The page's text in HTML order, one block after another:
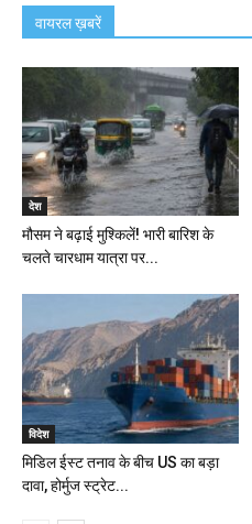
वायरल ख़बरें
देश
मौसम ने बढ़ाई मुश्किलें! भारी बारिश के
चलते चारधाम यात्रा पर...
विदेश
मिडिल ईस्ट तनाव के बीच US का बड़ा
दावा, होर्मुज स्ट्रेट...